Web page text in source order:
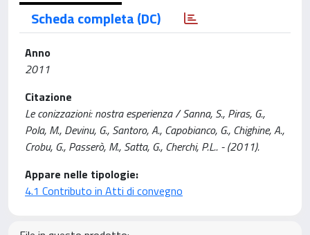
Scheda completa (DC)
Anno
2011
Citazione
Le conizzazioni: nostra esperienza / Sanna, S., Piras, G.,
Pola, M., Devinu, G., Santoro, A., Capobianco, G., Chighine, A.,
Crobu, G., Passerò, M., Satta, G., Cherchi, P.L.. - (2011).
Appare nelle tipologie:
4.1 Contributo in Atti di convegno